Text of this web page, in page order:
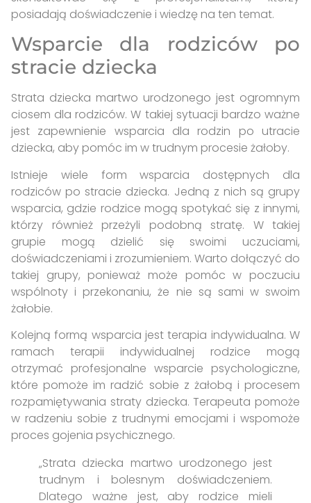
posiadają doświadczenie i wiedzę na ten temat.
Wsparcie dla rodziców po
stracie dziecka
Strata dziecka martwo urodzonego jest ogromnym
ciosem dla rodziców. W takiej sytuacji bardzo ważne
jest zapewnienie wsparcia dla rodzin po utracie
dziecka, aby pomóc im w trudnym procesie żałoby.
Istnieje wiele form wsparcia dostępnych dla
rodziców po stracie dziecka. Jedną z nich są grupy
wsparcia, gdzie rodzice mogą spotykać się z innymi,
którzy również przeżyli podobną stratę. W takiej
grupie mogą dzielić się swoimi uczuciami,
doświadczeniami i zrozumieniem. Warto dołączyć do
takiej grupy, ponieważ może pomóc w poczuciu
wspólnoty i przekonaniu, że nie są sami w swoim
żałobie.
Kolejną formą wsparcia jest terapia indywidualna. W
ramach terapii indywidualnej rodzice mogą
otrzymać profesjonalne wsparcie psychologiczne,
które pomoże im radzić sobie z żałobą i procesem
rozpamiętywania straty dziecka. Terapeuta pomoże
w radzeniu sobie z trudnymi emocjami i wspomoże
proces gojenia psychicznego.
„Strata dziecka martwo urodzonego jest
trudnym i bolesnym doświadczeniem.
Dlatego ważne jest, aby rodzice mieli